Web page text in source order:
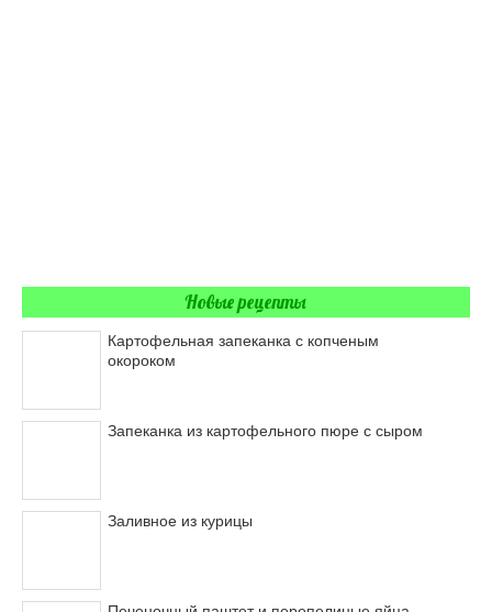
Новые рецепты
Картофельная запеканка с копченым
окороком
Запеканка из картофельного пюре с сыром
Заливное из курицы